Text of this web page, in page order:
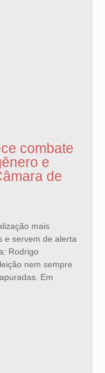
combate
e
de
mais
e servem de alerta
Rodrigo
nem sempre
Em